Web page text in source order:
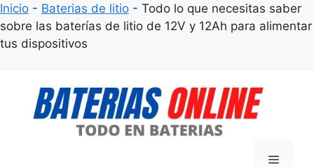
Inicio - Baterias de litio - Todo lo que necesitas saber
sobre las baterías de litio de 12V y 12Ah para alimentar
tus dispositivos
contenido
Menú